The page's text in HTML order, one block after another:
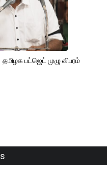
தமிழக பட்ஜெட் முழு விபரம்